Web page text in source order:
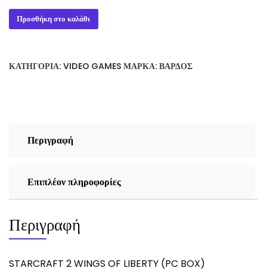
25,50 €.είναι:
15,00 €.
STARCRAFT
2
LIBERTY
Προσθήκη στο καλάθι
ΚΑΤΗΓΟΡΊΑ: VIDEO GAMES ΜΆΡΚΑ: ΒΆΡΔΟΣ
Περιγραφή
Επιπλέον πληροφορίες
Περιγραφή
STARCRAFT 2 WINGS OF LIBERTY (PC BOX)